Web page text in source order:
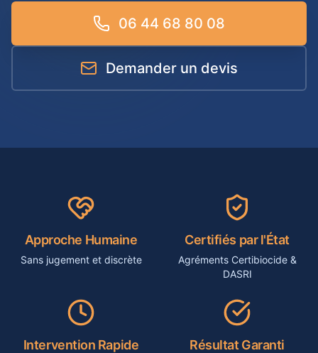
06 44 68 80 08
Demander un devis
Approche Humaine
Sans jugement et discrète
Certifiés par l'État
Agréments Certibiocide &
DASRI
Intervention Rapide Résultat Garanti